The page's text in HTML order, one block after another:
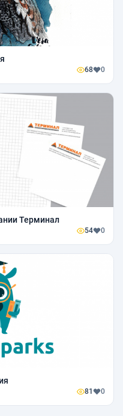
68 0
Терминал
54 0
81 0